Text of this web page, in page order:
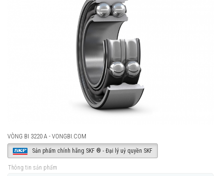
VÒNG BI 3220 A - VONGBI.COM
Sản phẩm chính hãng SKF ® - Đại lý uỷ quyền SKF
Thông tin sản phẩm